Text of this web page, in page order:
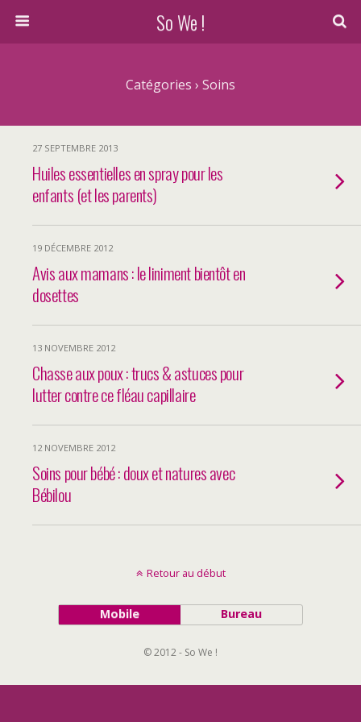
So We !
Catégories › Soins
27 SEPTEMBRE 2013
Huiles essentielles en spray pour les
enfants (et les parents)
19 DÉCEMBRE 2012
Avis aux mamans : le liniment bientôt en
dosettes
13 NOVEMBRE 2012
Chasse aux poux : trucs & astuces pour
lutter contre ce fléau capillaire
12 NOVEMBRE 2012
Soins pour bébé : doux et natures avec
Bébilou
Retour au début
Mobile Bureau
© 2012 - So We !